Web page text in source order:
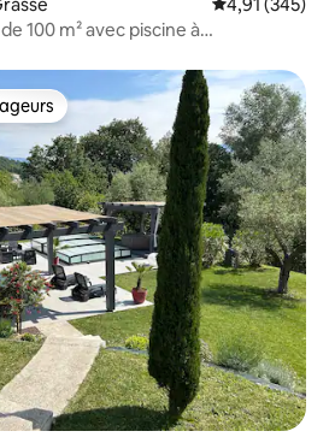
100 m² avec piscine à
les plus appréciés